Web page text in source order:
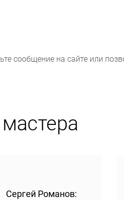
сообщение на сайте или
Сергей Романов: